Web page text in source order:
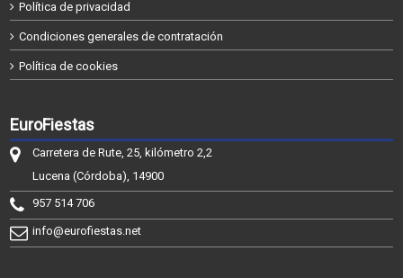
Política de privacidad
Condiciones generales de contratación
Política de cookies
EuroFiestas
Carretera de Rute, 25, kilómetro 2,2
Lucena (Córdoba), 14900
957 514 706
info@eurofiestas.net